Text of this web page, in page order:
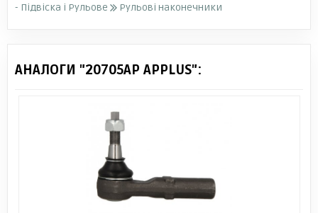
- Підвіска і Рульове
Рульові наконечники
АНАЛОГИ "20705AP APPLUS":